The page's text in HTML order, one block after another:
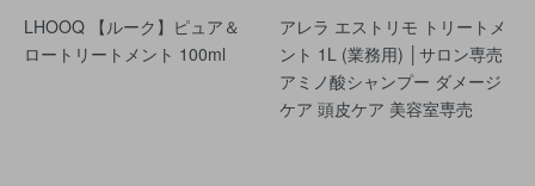
LHOOQ 【ルーク】ピュア＆
ロートリートメント 100ml
アレラ エストリモ トリートメ
ント 1L (業務用) │サロン専売
アミノ酸シャンプー ダメージ
ケア 頭皮ケア 美容室専売